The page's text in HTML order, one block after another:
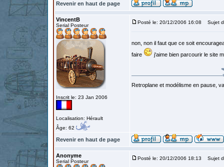
Revenir en haut de page
VincentB
Serial Posteur
Inscrit le: 23 Jan 2006
Localisation: Hérault
Âge: 62
Posté le: 20/12/2006 16:08 Sujet
non, non il faut que ce soit
faire
j'aime bien parcourir le site
Retroplane et modélisme en pause,
Revenir en haut de page
Anonyme
Serial Posteur
Posté le: 20/12/2006 18:13 Sujet